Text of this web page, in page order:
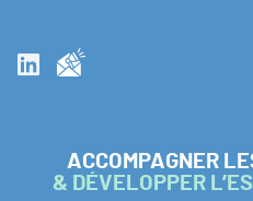
Suivez nous sur Linkedin
ACCOMPAGNER
& DÉVELOPPER